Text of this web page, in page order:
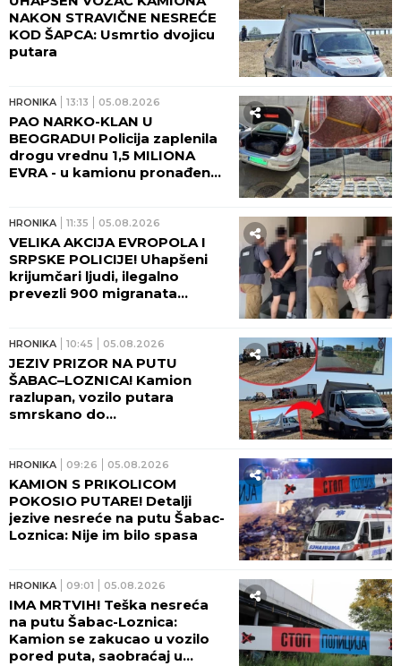
NAKON STRAVIČNE NESREĆE
KOD ŠAPCA: Usmrtio dvojicu
putara
HRONIKA 13:13 05.08.2026
PAO NARKO-KLAN U
BEOGRADU! Policija zaplenila
drogu vrednu 1,5 MILIONA
EVRA - u kamionu pronađeno
HRONIKA 11:35 05.08.2026
VELIKA AKCIJA EVROPOLA I
SRPSKE POLICIJE! Uhapšeni
krijumčari ljudi, ilegalno
prevezli 900 migranata
HRONIKA 10:45 05.08.2026
JEZIV PRIZOR NA PUTU
ŠABAC–LOZNICA! Kamion
razlupan, vozilo putara
smrskano do
HRONIKA 09:26 05.08.2026
KAMION S PRIKOLICOM
POKOSIO PUTARE! Detalji
jezive nesreće na putu Šabac-
Loznica: Nije im bilo spasa
HRONIKA 09:01 05.08.2026
IMA MRTVIH! Teška nesreća
na putu Šabac-Loznica:
Kamion se zakucao u vozilo
pored puta, saobraćaj u